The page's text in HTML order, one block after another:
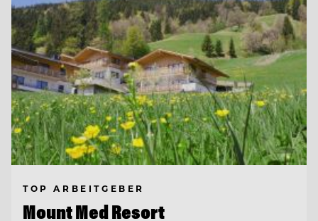
TOP ARBEITGEBER
Mount Med Resort